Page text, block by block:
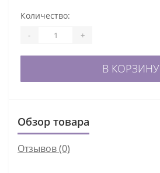
Количество:
- +
В КОРЗИНУ
Обзор товара
Отзывов (0)